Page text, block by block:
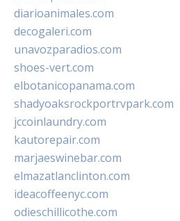
diarioanimales.com
decogaleri.com
unavozparadios.com
shoes-vert.com
elbotanicopanama.com
shadyoaksrockportrvpark.com
jccoinlaundry.com
kautorepair.com
marjaeswinebar.com
elmazatlanclinton.com
ideacoffeenyc.com
odieschillicothe.com